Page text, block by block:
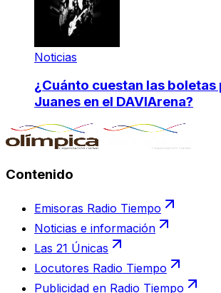
Noticias
¿Cuánto cuestan las boletas
Juanes en el DAVIArena?
Contenido
Emisoras Radio Tiempo
Noticias e información
Las 21 Únicas
Locutores Radio Tiempo
Publicidad en Radio Tiempo